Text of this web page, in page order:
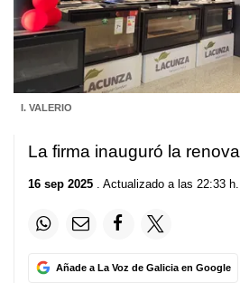
I. VALERIO
La firma inauguró la
16 sep 2025 . Actualizado a las 22:33 h.
Añade a La Voz de Galicia en Google